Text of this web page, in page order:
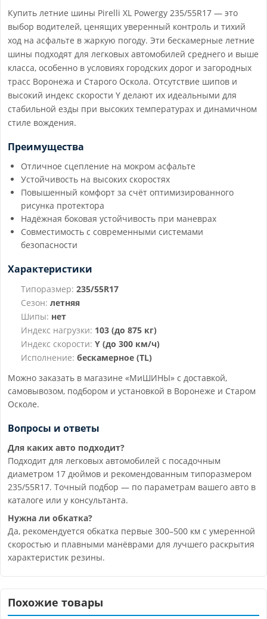
Купить летние шины Pirelli XL Powergy 235/55R17 — это
выбор водителей, ценящих уверенный контроль и тихий
ход на асфальте в жаркую погоду. Эти бескамерные летние
шины подходят для легковых автомобилей среднего и выше
класса, особенно в условиях городских дорог и загородных
трасс Воронежа и Старого Оскола. Отсутствие шипов и
высокий индекс скорости Y делают их идеальными для
стабильной езды при высоких температурах и динамичном
стиле вождения.
Преимущества
Отличное сцепление на мокром асфальте
Устойчивость на высоких скоростях
Повышенный комфорт за счёт оптимизированного
рисунка протектора
Надёжная боковая устойчивость при маневрах
Совместимость с современными системами
безопасности
Характеристики
Типоразмер: 235/55R17
Сезон: летняя
Шипы: нет
Индекс нагрузки: 103 (до 875 кг)
Индекс скорости: Y (до 300 км/ч)
Исполнение: бескамерное (TL)
Можно заказать в магазине «МиШИНЫ» с доставкой,
самовывозом, подбором и установкой в Воронеже и Старом
Осколе.
Вопросы и ответы
Для каких авто подходит?
Подходит для легковых автомобилей с посадочным
диаметром 17 дюймов и рекомендованным типоразмером
235/55R17. Точный подбор — по параметрам вашего авто в
каталоге или у консультанта.
Нужна ли обкатка?
Да, рекомендуется обкатка первые 300–500 км с умеренной
скоростью и плавными манёврами для лучшего раскрытия
характеристик резины.
Похожие товары